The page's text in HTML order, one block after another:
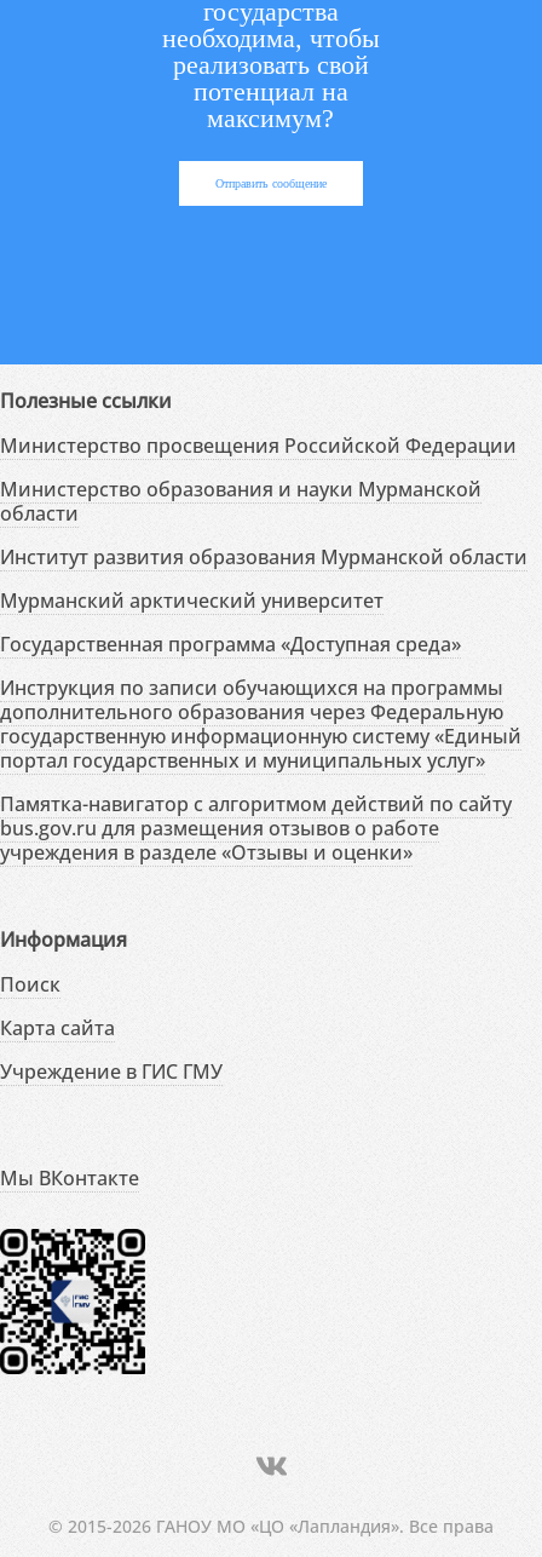
государства
необходима, чтобы
реализовать свой
потенциал на
максимум?
Отправить сообщение
Полезные ссылки
Министерство просвещения Российской Федерации
Министерство образования и науки Мурманской
области
Институт развития образования Мурманской области
Мурманский арктический университет
Государственная программа «Доступная среда»
Инструкция по записи обучающихся на программы
дополнительного образования через Федеральную
государственную информационную систему «Единый
портал государственных и муниципальных услуг»
Памятка-навигатор с алгоритмом действий по сайту
bus.gov.ru для размещения отзывов о работе
учреждения в разделе «Отзывы и оценки»
Информация
Поиск
Карта сайта
Учреждение в ГИС ГМУ
Мы ВКонтакте
© 2015-2026 ГАНОУ МО «ЦО «Лапландия». Все права